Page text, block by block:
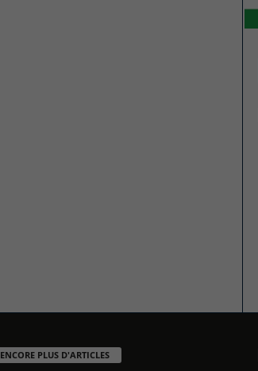
ENCORE PLUS D'ARTICLES